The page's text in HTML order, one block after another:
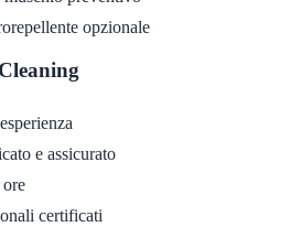
opzionale
e assicurato
certificati